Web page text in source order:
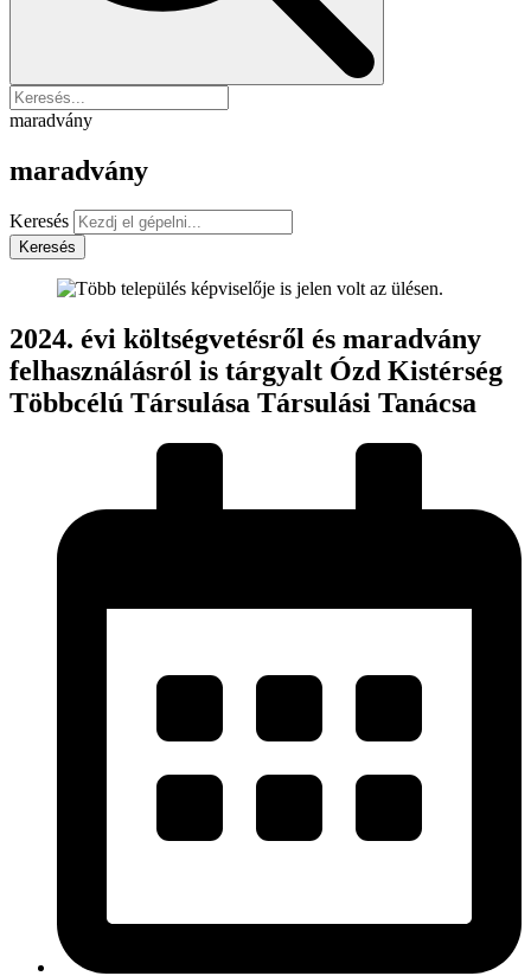
maradvány
maradvány
Keresés
Keresés
2024. évi költségvetésről és maradvány
felhasználásról is tárgyalt Ózd Kistérség
Többcélú Társulása Társulási Tanácsa